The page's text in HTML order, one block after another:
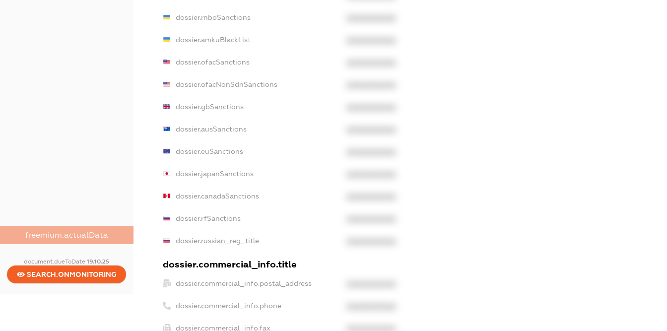
freemium.actualData
document.dueToDate19.10.25
SEARCH.ONMONITORING
dossier.rnboSanctions
dossier.amkuBlackList
dossier.ofacSanctions
dossier.ofacNonSdnSanctions
dossier.gbSanctions
dossier.ausSanctions
dossier.euSanctions
dossier.japanSanctions
dossier.canadaSanctions
dossier.rfSanctions
dossier.russian_reg_title
dossier.commercial_info.title
dossier.commercial_info.postal_address
dossier.commercial_info.phone
dossier.commercial_info.fax